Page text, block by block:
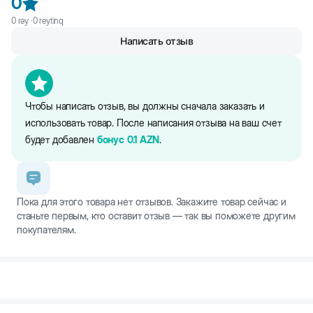
1,5%, кедровый орех (1%), глюконат кальция (0,2%), водоросли
(0,2%).
Пищевая ценность: белки - 15,3%, жиры - 16%, клетчатка -
Информация об ингредиентах и нутриентном составе на сайте
является справочной. Вся информация о продукте представлена
непосредственно на упаковке.
0rəy ·0reytinq
Чтобы написать отзыв, вы должны сначала заказать и
использовать товар. После написания отзыва на ваш счет
будет добавлен бонус 0.1 AZN.
Написать отзыв
Пока для этого товара нет отзывов. Закажите товар сейчас и
станьте первым, кто оставит отзыв — так вы поможете другим
покупателям.